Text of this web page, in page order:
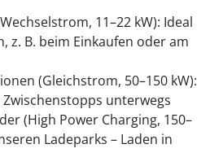
11–22 kW): Ideal
z. B. beim Einkaufen oder am
(Gleichstrom, 50–150 kW):
unterwegs
(High Power Charging, 150–
Ladeparks – Laden in